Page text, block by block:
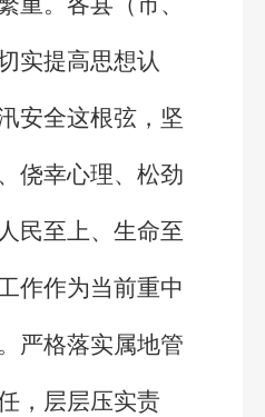
实提高思想认
安全这根弦，坚
侥幸心理、松劲
民至上、生命至
作作为当前重中
严格落实属地管
，层层压实责